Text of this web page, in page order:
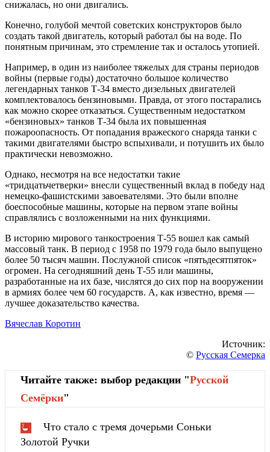
снижалась, но они двигались.
Конечно, голубой мечтой советских конструкторов было
создать такой двигатель, который работал бы на воде. По
понятным причинам, это стремление так и осталось утопией.
Например, в один из наиболее тяжелых для страны периодов
войны (первые годы) достаточно большое количество
легендарных танков Т-34 вместо дизельных двигателей
комплектовалось бензиновыми. Правда, от этого постарались
как можно скорее отказаться. Существенным недостатком
«бензиновых» танков Т-34 была их повышенная
пожароопасность. От попадания вражеского снаряда танки с
такими двигателями быстро вспыхивали, и потушить их было
практически невозможно.
Однако, несмотря на все недостатки такие
«тридцатьчетверки» внесли существенный вклад в победу над
немецко-фашистскими завоевателями. Это были вполне
боеспособные машины, которые на первом этапе войны
справлялись с возложенными на них функциями.
В историю мирового танкостроения Т-55 вошел как самый
массовый танк. В период с 1958 по 1979 года было выпущено
более 50 тысяч машин. Послужной список «пятьдесятпяток»
огромен. На сегодняшний день Т-55 или машины,
разработанные на их базе, числятся до сих пор на вооружении
в армиях более чем 60 государств. А, как известно, время —
лучшее доказательство качества.
Вячеслав Коротин
Источник:
© Русская Семерка
Читайте также: выбор редакции "Русской
Cемёрки"
Что стало с тремя дочерьми Соньки
Золотой Ручки